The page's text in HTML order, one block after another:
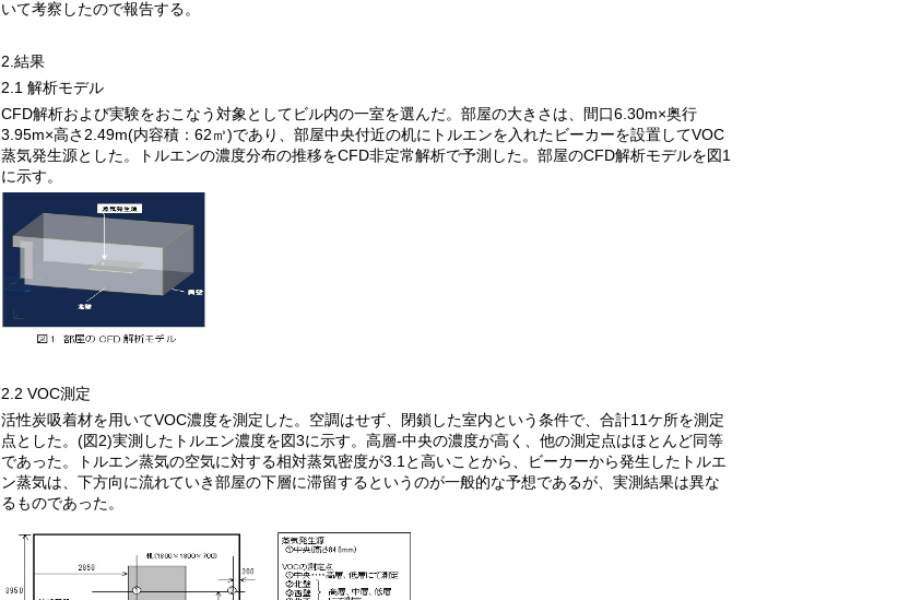
いて考察したので報告する。
2. 結果
2.1 解析モデル
CFD解析および実験をおこなう対象としてビル内の一室を選んだ。部屋の大きさは、間口6.30m×奥行
3.95m×高さ 2.49m(内容積： 62㎥)であり、部屋中央付近の机にトルエンを入れたビーカーを設置してVOC
蒸気発生源とした。トルエンの濃度分布の推移をCFD非定常解析で予測した。部屋のCFD解析モデルを図1
に示す。
2.2 VOC測定
活性炭吸着材を用いてVOC濃度を測定した。空調はせず、閉鎖した室内という条件で、合計11ケ所を測定
点とした。 (図2)実測したトルエン濃度を図3に示す。高層-中央の濃度が高く、他の測定点はほとんど同等
であった。トルエン蒸気の空気に対する相対蒸気密度が3.1 と高いことから、ビーカーから発生したトルエ
ン蒸気は、下方向に流れていき部屋の下層に滞留するというのが一般的な予想であるが、実測結果は異な
るものであった。